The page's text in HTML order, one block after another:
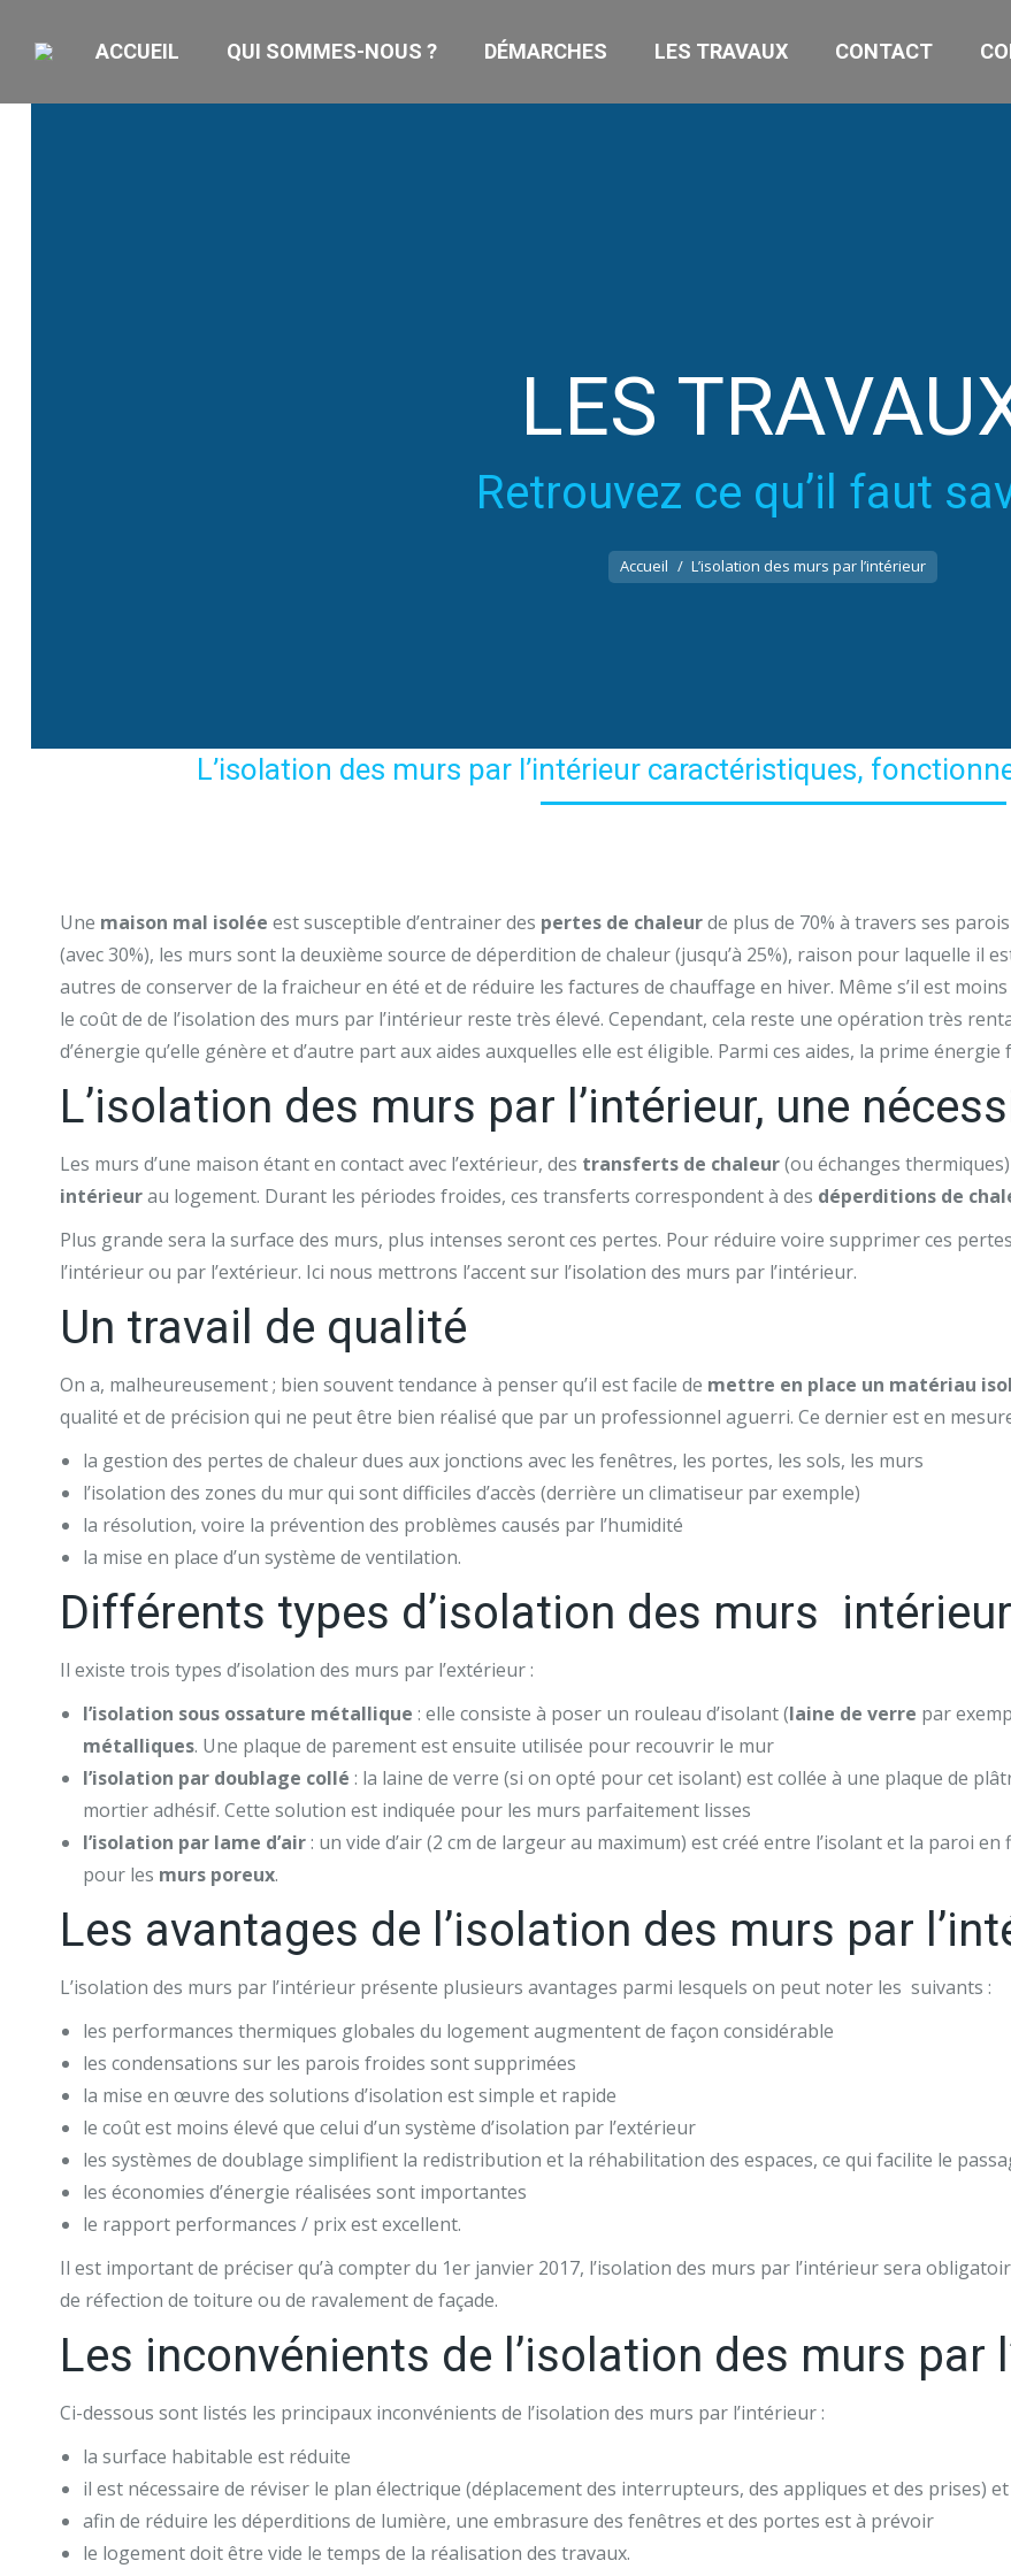
ACCUEIL QUI SOMMES-NOUS ? DÉMARCHES LES TRAVAUX CONTACT
LES
Retrouvez ce qu’il faut
Vous êtes ici :
Accueil L’isolation des murs par l’intérieur
L’isolation des murs par l’intérieur caractéristiques,
Une maison mal isolée est susceptible d’entrainer des pertes de chaleurde plus de 70% à travers ses
(avec 30%), les murs sont la deuxième source de déperdition de chaleur (jusqu’à 25%), raison pour laquelle il
autres de conserver de la fraicheur en été et de réduire les factures de chauffage en hiver. Même s’il est
le coût de de l’isolation des murs par l’intérieur reste très élevé. Cependant, cela reste une opération très
d’énergie qu’elle génère et d’autre part aux aides auxquelles elle est éligible. Parmi ces aides, la prime
L’isolation des murs par l’intérieur, une
Les murs d’une maison étant en contact avec l’extérieur, des transferts de chaleur(ou échanges
intérieurau logement. Durant les périodes froides, ces transferts correspondent à des déperditions de
Plus grande sera la surface des murs, plus intenses seront ces pertes. Pour réduire voire supprimer ces
l’intérieur ou par l’extérieur. Ici nous mettrons l’accent sur l’isolation des murs par l’intérieur.
Un travail de qualité
On a, malheureusement ; bien souvent tendance à penser qu’il est facile de mettre en place un matériau
qualité et de précision qui ne peut être bien réalisé que par un professionnel aguerri. Ce dernier est en
la gestion des pertes de chaleur dues aux jonctions avec les fenêtres, les portes, les sols, les murs
l’isolation des zones du mur qui sont difficiles d’accès (derrière un climatiseur par exemple)
la résolution, voire la prévention des problèmes causés par l’humidité
la mise en place d’un système de ventilation.
Différents types d’isolation des murs
Il existe trois types d’isolation des murs par l’extérieur :
l’isolation sous ossature métallique : elle consiste à poser un rouleau d’isolant (laine de verre par
métalliques. Une plaque de parement est ensuite utilisée pour recouvrir le mur
l’isolation par doublage collé : la laine de verre (si on opté pour cet isolant) est collée à une plaque de
mortier adhésif. Cette solution est indiquée pour les murs parfaitement lisses
l’isolation par lame d’air: un vide d’air (2 cm de largeur au maximum) est créé entre l’isolant et la paroi
pour les murs poreux.
Les avantages de l’isolation des murs par
L’isolation des murs par l’intérieur présente plusieurs avantages parmi lesquels on peut noter les suivants :
les performances thermiques globales du logement augmentent de façon considérable
les condensations sur les parois froides sont supprimées
la mise en œuvre des solutions d’isolation est simple et rapide
le coût est moins élevé que celui d’un système d’isolation par l’extérieur
les systèmes de doublage simplifient la redistribution et la réhabilitation des espaces, ce qui facilite le
les économies d’énergie réalisées sont importantes
le rapport performances / prix est excellent.
Il est important de préciser qu’à compter du 1er janvier 2017, l’isolation des murs par l’intérieur sera
de réfection de toiture ou de ravalement de façade.
Les inconvénients de l’isolation des murs par
Ci-dessous sont listés les principaux inconvénients de l’isolation des murs par l’intérieur :
la surface habitable est réduite
il est nécessaire de réviser le plan électrique (déplacement des interrupteurs, des appliques et des prises)
afin de réduire les déperditions de lumière, une embrasure des fenêtres et des portes est à prévoir
le logement doit être vide le temps de la réalisation des travaux.